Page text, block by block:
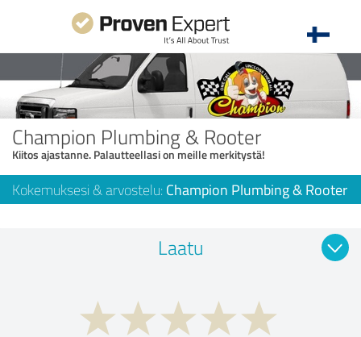
Champion Plumbing & Rooter
Kiitos ajastanne. Palautteellasi on meille merkitystä!
Kokemuksesi & arvostelu: Champion Plumbing & Rooter
Laatu